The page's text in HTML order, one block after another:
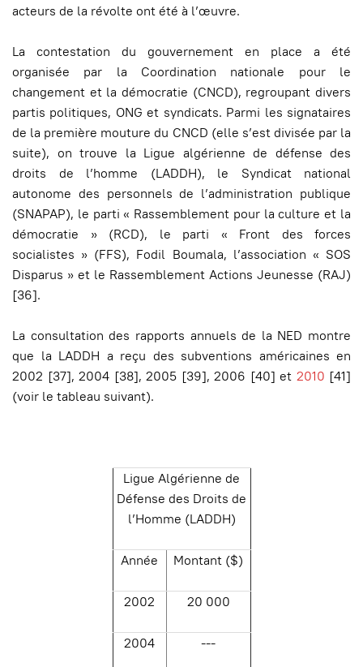
acteurs de la révolte ont été à l’œuvre.
La contestation du gouvernement en place a été
organisée par la Coordination nationale pour le
changement et la démocratie (CNCD), regroupant divers
partis politiques, ONG et syndicats. Parmi les signataires
de la première mouture du CNCD (elle s’est divisée par la
suite), on trouve la Ligue algérienne de défense des
droits de l’homme (LADDH), le Syndicat national
autonome des personnels de l’administration publique
(SNAPAP), le parti « Rassemblement pour la culture et la
démocratie » (RCD), le parti « Front des forces
socialistes » (FFS), Fodil Boumala, l’association « SOS
Disparus » et le Rassemblement Actions Jeunesse (RAJ)
[36].
La consultation des rapports annuels de la NED montre
que la LADDH a reçu des subventions américaines en
2002 [37], 2004 [38], 2005 [39], 2006 [40] et 2010 [41]
(voir le tableau suivant).
Ligue Algérienne de
Défense des Droits de
l’Homme (LADDH)
Année Montant ($)
2002 20 000
2004 ---